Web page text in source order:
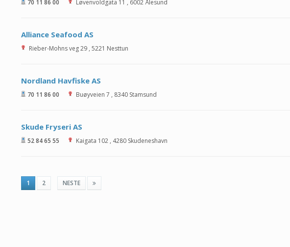
70 11 86 00 Løvenvoldgata 11 , 6002Ålesund
Alliance Seafood AS
Rieber-Mohns veg 29 , 5221 Nesttun
Nordland Havfiske AS
70 11 86 00 Buøyveien 7 , 8340 Stamsund
Skude Fryseri AS
52 84 65 55 Kaigata 102 , 4280 Skudeneshavn
1 2 NESTE